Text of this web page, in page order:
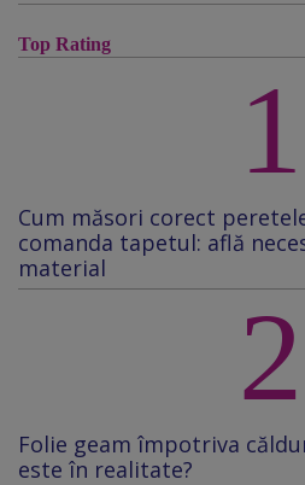
Top Rating
1
Cum măsori corect
comanda tapetul: află
material
2
Folie geam împotriva
este în realitate?